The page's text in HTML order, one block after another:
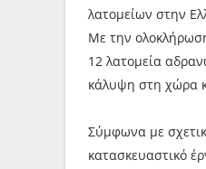
λατομείων στην
Με την
12 λατομεία
κάλυψη στη χώρα
Σύμφωνα με
κατασκευαστικό